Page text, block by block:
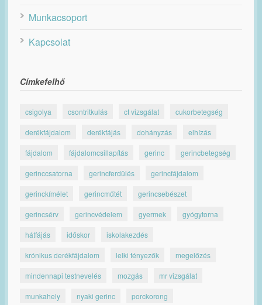
Munkacsoport
Kapcsolat
Címkefelhő
csigolya csontritkulás ct vizsgálat cukorbetegség
derékfájdalom derékfájás dohányzás elhízás
fájdalom fájdalomcsillapítás gerinc gerincbetegség
gerinccsatorna gerincferdülés gerincfájdalom
gerinckímélet gerincműtét gerincsebészet
gerincsérv gerincvédelem gyermek gyógytorna
hátfájás időskor iskolakezdés
krónikus derékfájdalom lelki tényezők megelőzés
mindennapi testnevelés mozgás mr vizsgálat
munkahely nyaki gerinc porckorong